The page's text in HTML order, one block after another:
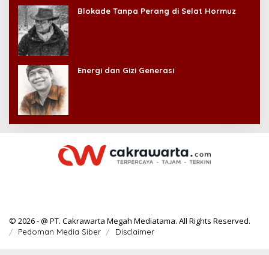
Blokade Tanpa Perang di Selat Hormuz
Energi dan Gizi Generasi
© 2026 - @ PT. Cakrawarta Megah Mediatama. All Rights Reserved.
Pedoman Media Siber Disclaimer